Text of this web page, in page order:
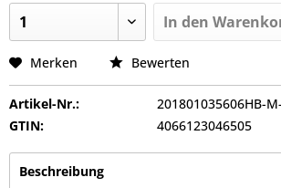
In den
Merken Bewerten
Artikel-Nr.:
201801035606HB-
GTIN:
4066123046505
Beschreibung